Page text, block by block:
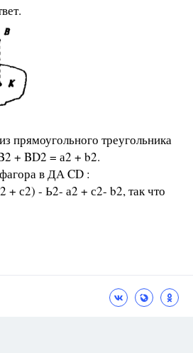
прямоугольного треугольника
+ BD2 = а2 + b2.
в ДА CD :
с2) - Ь2- а2 + с2- b2, так что